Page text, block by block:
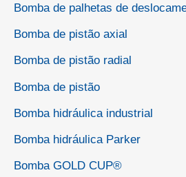
Bomba de palhetas de
Bomba de pistão axial
Bomba de pistão radial
Bomba de pistão
Bomba hidráulica industrial
Bomba hidráulica Parker
Bomba GOLD CUP®